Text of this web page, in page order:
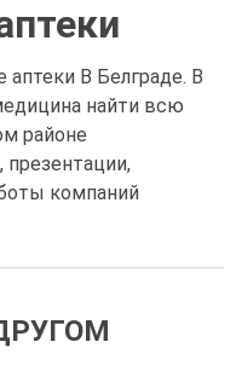
В Белграде. В
найти всю
районе
презентации,
компаний